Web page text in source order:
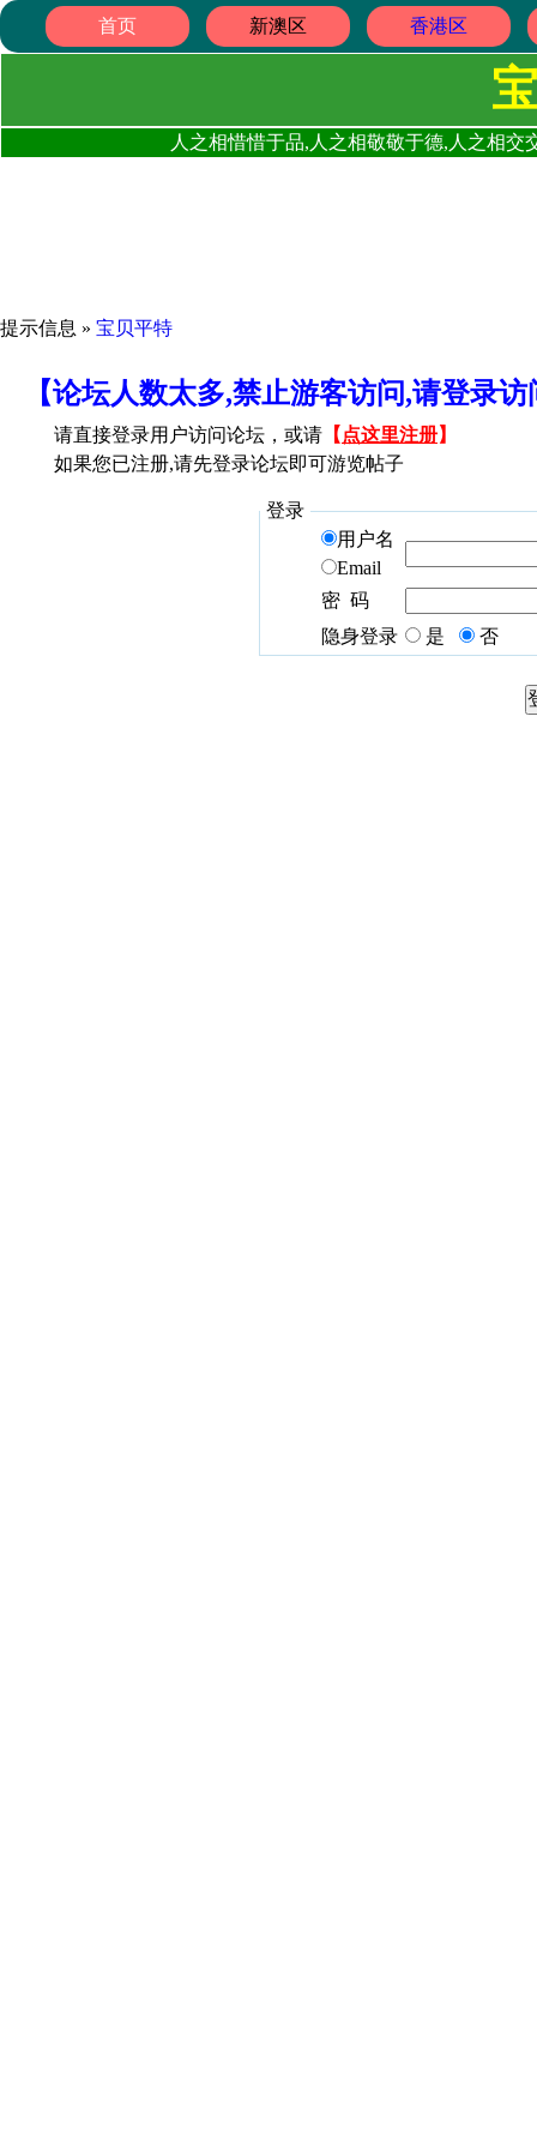
首页 新澳区 香港区
人之相惜惜于品,人之相敬敬于德,人之相
提示信息 » 宝贝平特
【论坛人数太多,禁止游客访问,请登录
请直接登录用户访问论坛，或请 【 点这里注册】
如果您已注册,请先登录论坛即可游览帖子
登录
用户名
Email
密 码
隐身登录
是 否